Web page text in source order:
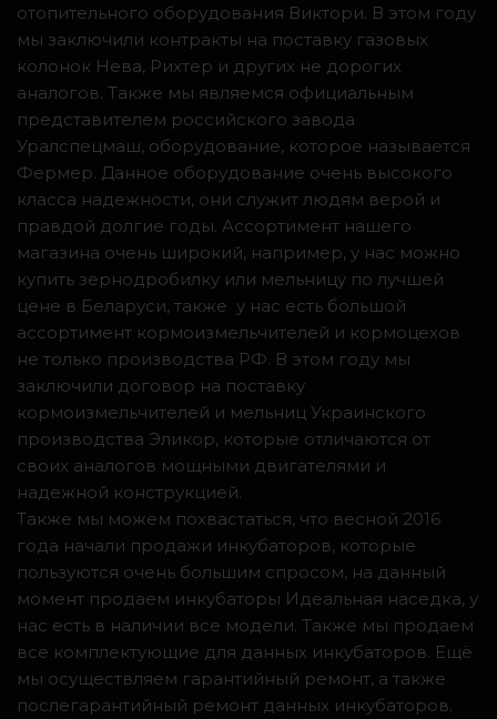
отопительного оборудования Виктори. В этом году
мы заключили контракты на поставку газовых
колонок Нева, Рихтер и других не дорогих
аналогов. Также мы являемся официальным
представителем российского завода
Уралспецмаш, оборудование, которое называется
Фермер. Данное оборудование очень высокого
класса надежности, они служит людям верой и
правдой долгие годы. Ассортимент нашего
магазина очень широкий, например, у нас можно
купить зернодробилку или мельницу по лучшей
цене в Беларуси, также у нас есть большой
ассортимент кормоизмельчителей и кормоцехов
не только производства РФ. В этом году мы
заключили договор на поставку
кормоизмельчителей и мельниц Украинского
производства Эликор, которые отличаются от
своих аналогов мощными двигателями и
надежной конструкцией.
Также мы можем похвастаться, что весной 2016
года начали продажи инкубаторов, которые
пользуются очень большим спросом, на данный
момент продаем инкубаторы Идеальная наседка, у
нас есть в наличии все модели. Также мы продаем
все комплектующие для данных инкубаторов. Ещё
мы осуществляем гарантийный ремонт, а также
послегарантийный ремонт данных инкубаторов.